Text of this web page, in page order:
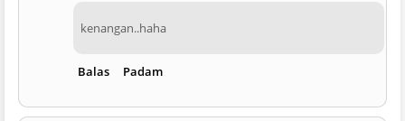
kenangan..haha
Balas Padam